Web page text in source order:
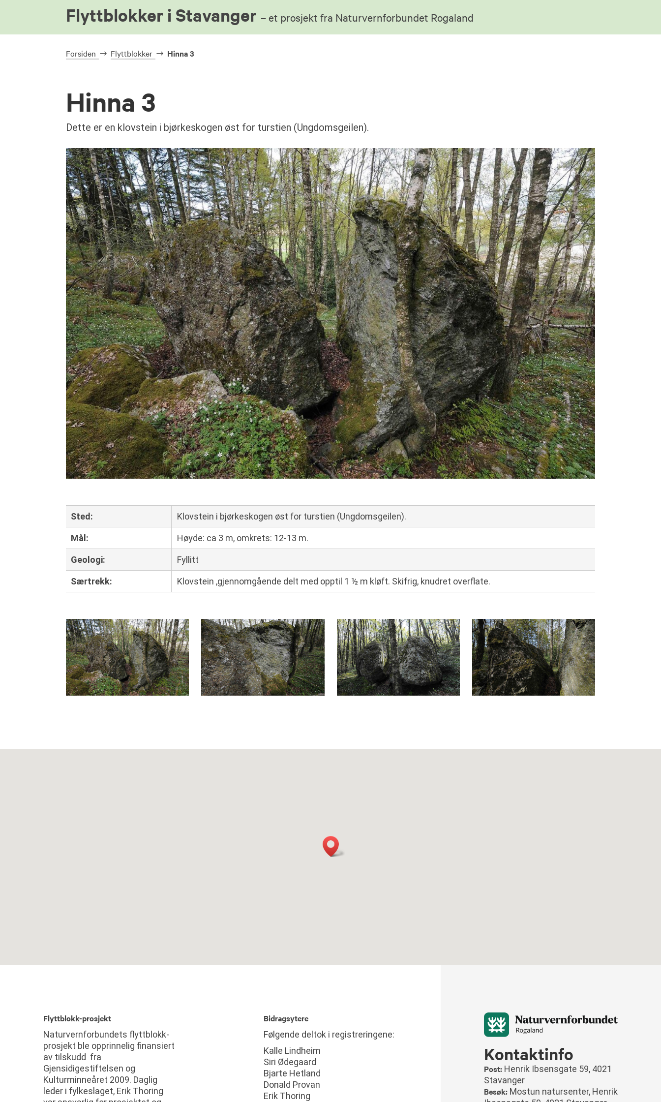
Flyttblokker i Stavanger – et prosjekt fra Naturvernforbundet Rogaland
Forsiden Flyttblokker Hinna 3
Hinna 3
Dette er en klovstein i bjørkeskogen øst for turstien (Ungdomsgeilen).
Sted : Klovstein i bjørkeskogen øst for turstien (Ungdomsgeilen).
Mål : Høyde: ca 3 m, omkrets: 12-13 m.
Geologi: Fyllitt
Særtrekk: Klovstein ,gjennomgående delt med opptil 1 ½ m kløft. Skifrig, knudret overflate.
Flyttblokk-prosjekt
Naturvernforbundets flyttblokk-
prosjekt ble opprinnelig finansiert
av tilskudd fra
Gjensidigestiftelsen og
Kulturminneåret 2009. Daglig
leder i fylkeslaget, Erik Thoring
Bidragsytere
Følgende deltok i registreringene:
Kalle Lindheim
Siri Ødegaard
Bjarte Hetland
Donald Provan
Erik Thoring
Kontaktinfo
Post: Henrik Ibsensgate 59, 4021
Stavanger
Besøk:Mostun natursenter, Henrik